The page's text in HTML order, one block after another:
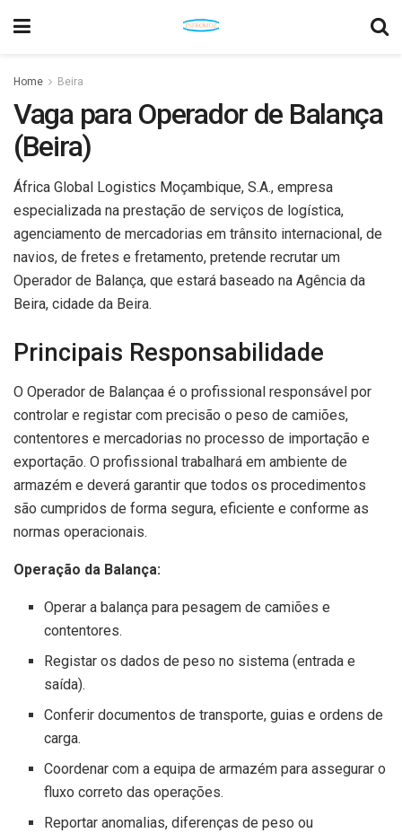
Home Beira
Vaga para Operador de Balança
(Beira)
África Global Logistics Moçambique, S.A., empresa
especializada na prestação de serviços de logística,
agenciamento de mercadorias em trânsito internacional, de
navios, de fretes e fretamento, pretende recrutar um
Operador de Balança, que estará baseado na Agência da
Beira, cidade da Beira.
Principais Responsabilidade
O Operador de Balançaa é o profissional responsável por
controlar e registar com precisão o peso de camiões,
contentores e mercadorias no processo de importação e
exportação. O profissional trabalhará em ambiente de
armazém e deverá garantir que todos os procedimentos
são cumpridos de forma segura, eficiente e conforme as
normas operacionais.
Operação da Balança:
Operar a balança para pesagem de camiões e
contentores.
Registar os dados de peso no sistema (entrada e
saída).
Conferir documentos de transporte, guias e ordens de
carga.
Coordenar com a equipa de armazém para assegurar o
fluxo correto das operações.
Reportar anomalias, diferenças de peso ou